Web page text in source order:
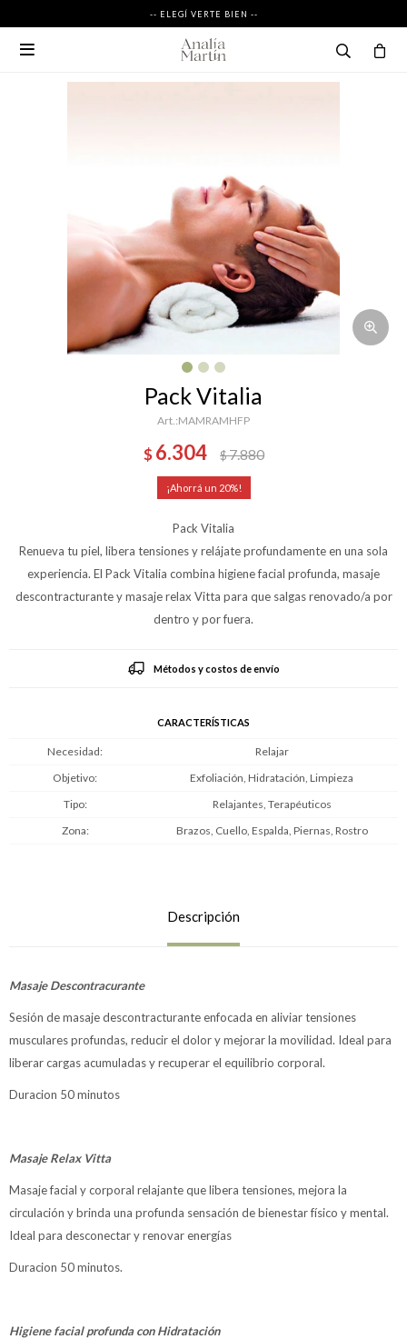
-- ELEGÍ VERTE BIEN --

Pack Vitalia
MAMRAMHFP
$ 6.304 $7.880
20
Pack Vitalia
Renueva tu piel, libera tensiones y relájate profundamente en una sola
experiencia. El Pack Vitalia combina higiene facial profunda, masaje
descontracturante y masaje relax Vitta para que salgas renovado/a por
dentro y por fuera.
Métodos y costos de envío
CARACTERÍSTICAS
Necesidad
Relajar
Objetivo
Exfoliación, Hidratación, Limpieza
Tipo
Relajantes, Terapéuticos
Zona
Brazos, Cuello, Espalda, Piernas, Rostro
Descripción
Masaje Descontracurante
Sesión de masaje descontracturante enfocada en aliviar tensiones
musculares profundas, reducir el dolor y mejorar la movilidad. Ideal para
liberar cargas acumuladas y recuperar el equilibrio corporal.
Duracion 50 minutos
Masaje Relax Vitta
Masaje facial y corporal relajante que libera tensiones, mejora la
circulación y brinda una profunda sensación de bienestar físico y mental.
Ideal para desconectar y renovar energías
Duracion 50 minutos.
Higiene facial profunda con Hidratación